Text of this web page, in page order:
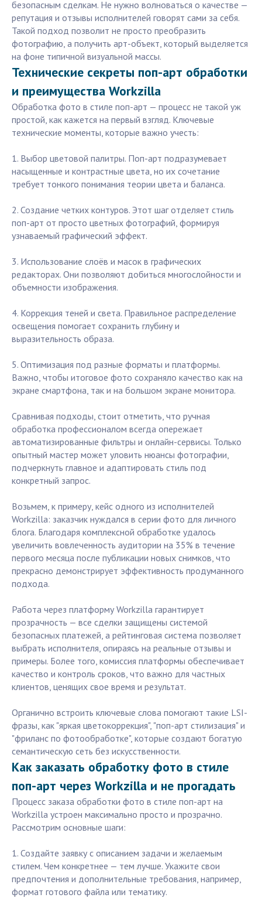
безопасным сделкам. Не нужно волноваться о качестве —
репутация и отзывы исполнителей говорят сами за себя.
Такой подход позволит не просто преобразить
фотографию, а получить арт-объект, который выделяется
на фоне типичной визуальной массы.
Технические секреты поп-арт обработки
и преимущества Workzilla
Обработка фото в стиле поп-арт — процесс не такой уж
простой, как кажется на первый взгляд. Ключевые
технические моменты, которые важно учесть:
1. Выбор цветовой палитры. Поп-арт подразумевает
насыщенные и контрастные цвета, но их сочетание
требует тонкого понимания теории цвета и баланса.
2. Создание четких контуров. Этот шаг отделяет стиль
поп-арт от просто цветных фотографий, формируя
узнаваемый графический эффект.
3. Использование слоёв и масок в графических
редакторах. Они позволяют добиться многослойности и
объемности изображения.
4. Коррекция теней и света. Правильное распределение
освещения помогает сохранить глубину и
выразительность образа.
5. Оптимизация под разные форматы и платформы.
Важно, чтобы итоговое фото сохраняло качество как на
экране смартфона, так и на большом экране монитора.
Сравнивая подходы, стоит отметить, что ручная
обработка профессионалом всегда опережает
автоматизированные фильтры и онлайн-сервисы. Только
опытный мастер может уловить нюансы фотографии,
подчеркнуть главное и адаптировать стиль под
конкретный запрос.
Возьмем, к примеру, кейс одного из исполнителей
Workzilla: заказчик нуждался в серии фото для личного
блога. Благодаря комплексной обработке удалось
увеличить вовлеченность аудитории на 35% в течение
первого месяца после публикации новых снимков, что
прекрасно демонстрирует эффективность продуманного
подхода.
Работа через платформу Workzilla гарантирует
прозрачность — все сделки защищены системой
безопасных платежей, а рейтинговая система позволяет
выбрать исполнителя, опираясь на реальные отзывы и
примеры. Более того, комиссия платформы обеспечивает
качество и контроль сроков, что важно для частных
клиентов, ценящих свое время и результат.
Органично встроить ключевые слова помогают такие LSI-
фразы, как "яркая цветокоррекция", "поп-арт стилизация" и
"фриланс по фотообработке", которые создают богатую
семантическую сеть без искусственности.
Как заказать обработку фото в стиле
поп-арт через Workzilla и не прогадать
Процесс заказа обработки фото в стиле поп-арт на
Workzilla устроен максимально просто и прозрачно.
Рассмотрим основные шаги:
1. Создайте заявку с описанием задачи и желаемым
стилем. Чем конкретнее — тем лучше. Укажите свои
предпочтения и дополнительные требования, например,
формат готового файла или тематику.